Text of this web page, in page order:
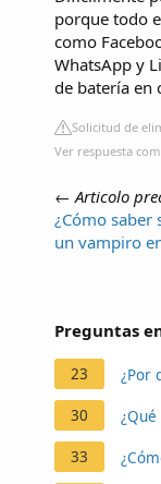
porque todo
como
WhatsApp y
de batería en
Solicitud de
Ver respuesta
← Articolo
¿Cómo saber
un vampiro
Preguntas
23 ¿Por
30
33